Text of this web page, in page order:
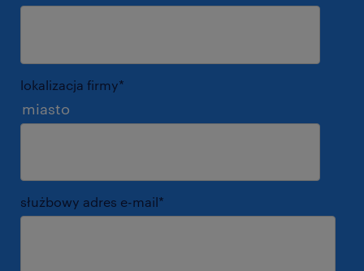
lokalizacja firmy*
miasto
służbowy adres e-mail*